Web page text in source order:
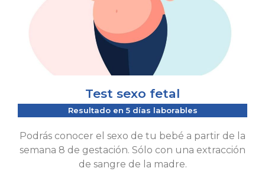
Test sexo fetal
Resultado en 5 días laborables
Podrás conocer el sexo de tu bebé a partir de la
semana 8 de gestación. Sólo con una extracción
de sangre de la madre.